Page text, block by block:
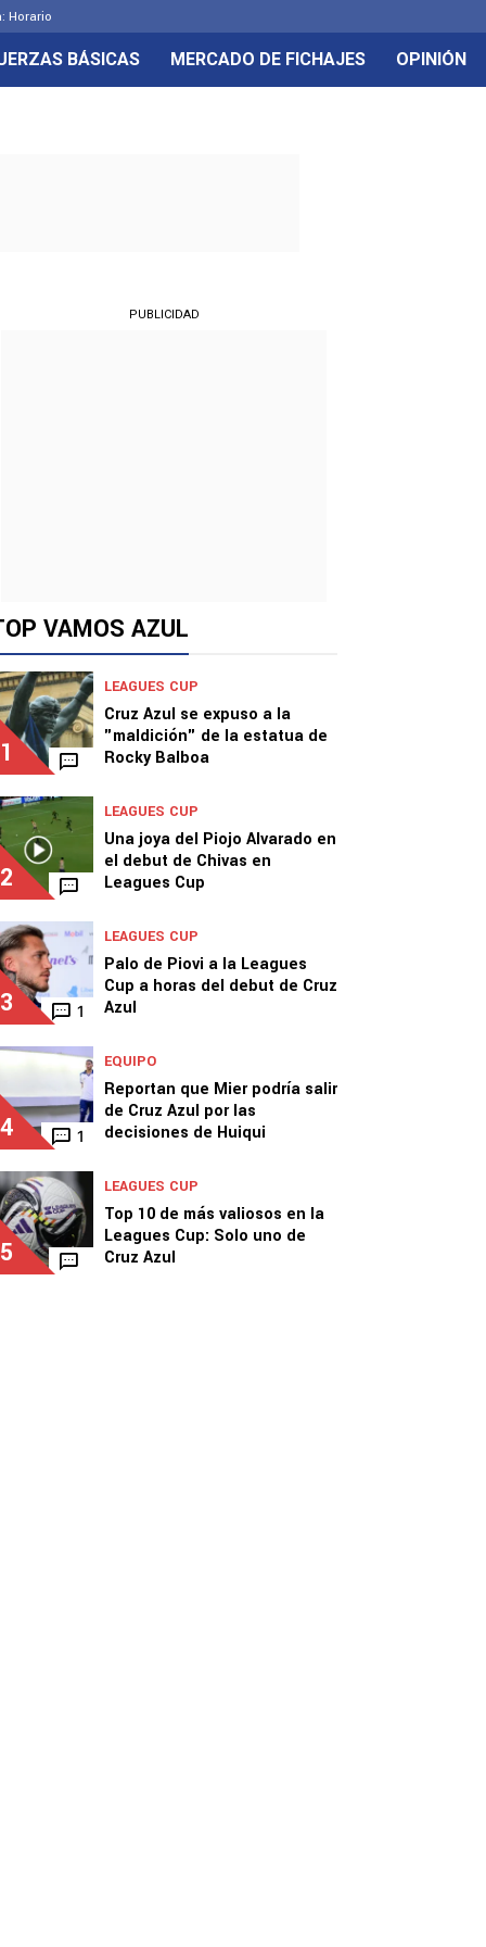
Horario
BÁSICAS MERCADO DE FICHAJES OPINIÓN
PUBLICIDAD
VAMOS AZUL
1
LEAGUES CUP
Cruz Azul se expuso a la
"maldición" de la estatua de
Rocky Balboa
2
LEAGUES CUP
Una joya del Piojo Alvarado en
el debut de Chivas en
Leagues Cup
3 1
LEAGUES CUP
Palo de Piovi a la Leagues
Cup a horas del debut de Cruz
Azul
4 1
EQUIPO
Reportan que Mier podría salir
de Cruz Azul por las
decisiones de Huiqui
5
LEAGUES CUP
Top 10 de más valiosos en la
Leagues Cup: Solo uno de
Cruz Azul